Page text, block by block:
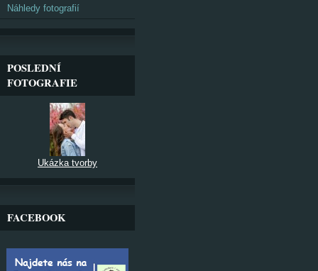
Náhledy fotografií
POSLEDNÍ
FOTOGRAFIE
Ukázka tvorby
FACEBOOK